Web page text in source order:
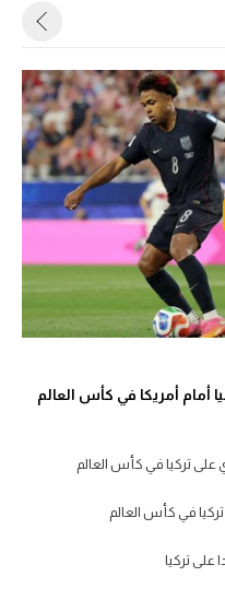
على تركيا في كأس العالم
في كأس العالم
على تركيا